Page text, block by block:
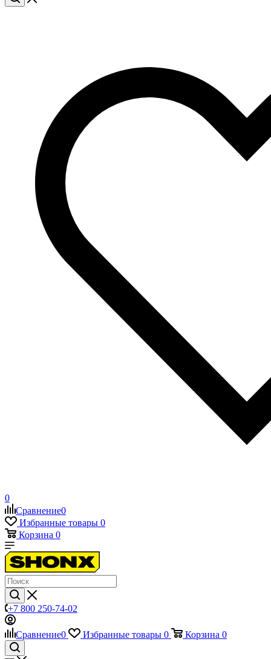
0
Сравнение0
Избранные товары 0
Корзина 0
+7 800 250-74-02
Сравнение0 Избранные товары 0 Корзина 0